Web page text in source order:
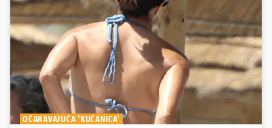
OČARAVAJUĆA 'KUĆANICA'